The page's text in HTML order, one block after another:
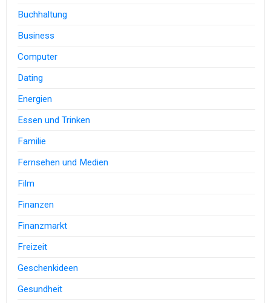
Buchhaltung
Business
Computer
Dating
Energien
Essen und Trinken
Familie
Fernsehen und Medien
Film
Finanzen
Finanzmarkt
Freizeit
Geschenkideen
Gesundheit